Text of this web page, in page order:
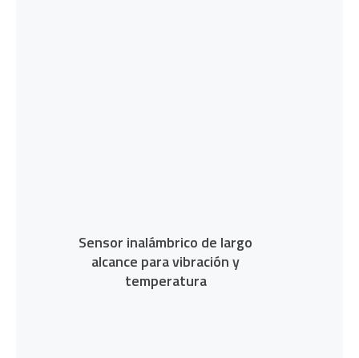
Sensor inalámbrico de largo
alcance para vibración y
temperatura